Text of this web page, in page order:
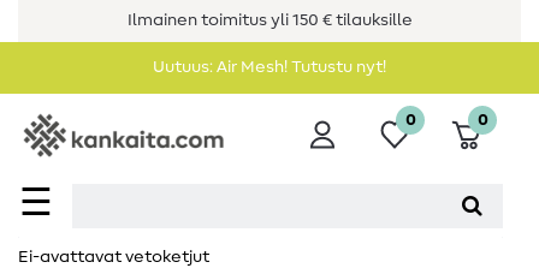
Ilmainen toimitus yli 150 € tilauksille
Uutuus: Air Mesh! Tutustu nyt!
☰
0 0
Ei-avattavat vetoketjut